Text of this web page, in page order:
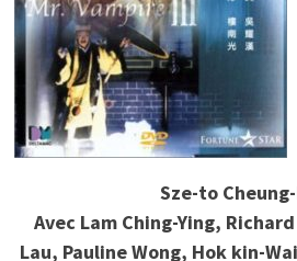
Sze-to
Avec Lam Ching-Ying,
Lau, Pauline Wong, Hok kin-